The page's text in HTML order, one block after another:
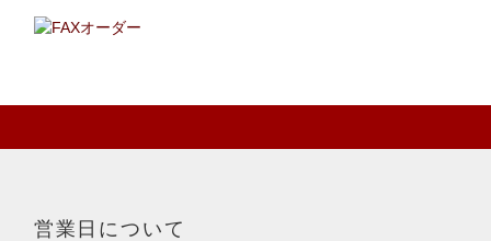
営業日について